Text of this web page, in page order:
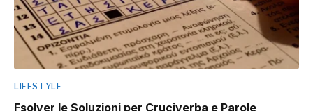
LIFESTYLE
Fsolver le Soluzioni per Cruciverba e Parole